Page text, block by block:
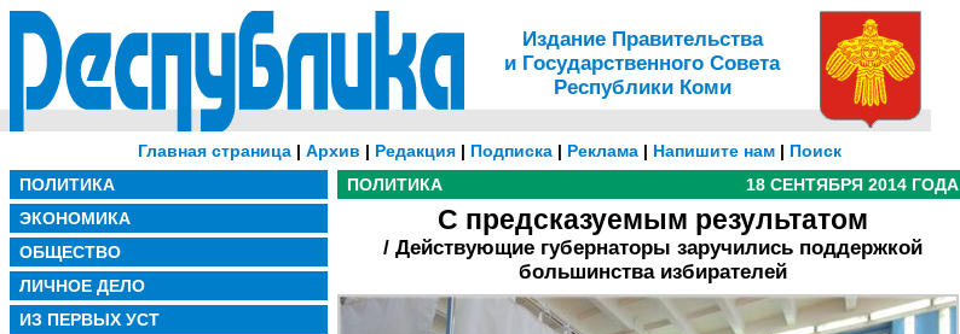
Издание Правительства
и Государственного Совета
Республики Коми
Главная страница| Архив | Редакция| Подписка| Реклама| Напишите нам| Поиск
ПОЛИТИКА
ЭКОНОМИКА
ОБЩЕСТВО
ЛИЧНОЕ ДЕЛО
ИЗ ПЕРВЫХ УСТ
ПОЛИТИКА 18 СЕНТЯБРЯ 2014 ГОДА
С предсказуемым результатом
/ Действующие губернаторы заручились поддержкой
большинства избирателей